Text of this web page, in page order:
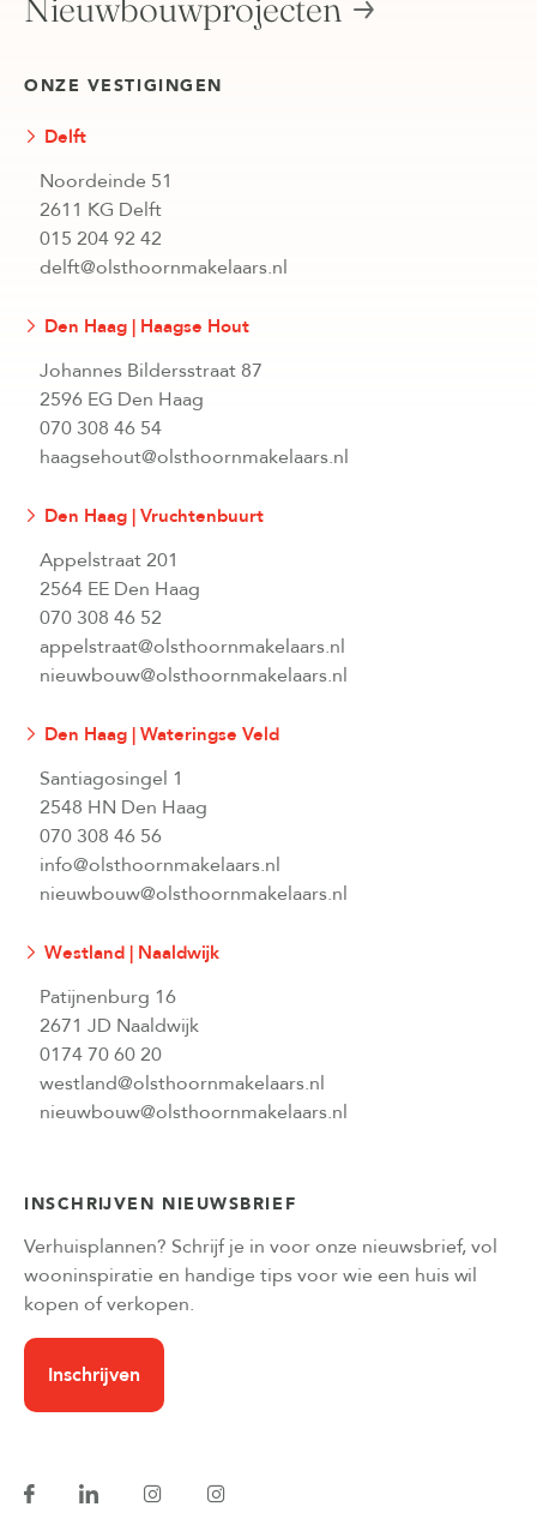
Nieuwbouwprojecten
ONZE VESTIGINGEN
Delft
Noordeinde 51
2611 KG Delft
015 204 92 42
delft@olsthoornmakelaars.nl
Den Haag | Haagse Hout
Johannes Bildersstraat 87
2596 EG Den Haag
070 308 46 54
haagsehout@olsthoornmakelaars.nl
Den Haag | Vruchtenbuurt
Appelstraat 201
2564 EE Den Haag
070 308 46 52
appelstraat@olsthoornmakelaars.nl
nieuwbouw@olsthoornmakelaars.nl
Den Haag | Wateringse Veld
Santiagosingel 1
2548 HN Den Haag
070 308 46 56
info@olsthoornmakelaars.nl
nieuwbouw@olsthoornmakelaars.nl
Westland | Naaldwijk
Patijnenburg 16
2671 JD Naaldwijk
0174 70 60 20
westland@olsthoornmakelaars.nl
nieuwbouw@olsthoornmakelaars.nl
INSCHRIJVEN NIEUWSBRIEF
Verhuisplannen? Schrijf je in voor onze nieuwsbrief, vol
wooninspiratie en handige tips voor wie een huis wil
kopen of verkopen.
Inschrijven